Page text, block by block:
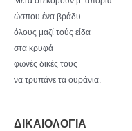
ώσπου ένα βράδυ
όλους μαζί τούς είδα
στα κρυφά
φωνές δικές τους
να τρυπάνε τα ουράνια.
ΔΙΚΑΙΟΛΟΓΙΑ